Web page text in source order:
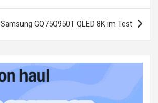
Samsung GQ75Q950T QLED 8K im Test